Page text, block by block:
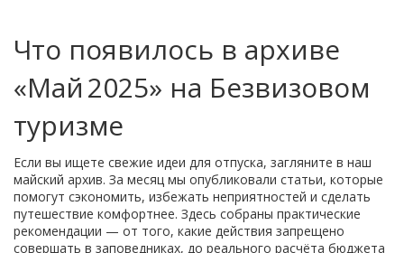
Что появилось в архиве
«Май 2025» на Безвизовом
туризме
Если вы ищете свежие идеи для отпуска, загляните в наш
майский архив. За месяц мы опубликовали статьи, которые
помогут сэкономить, избежать неприятностей и сделать
путешествие комфортнее. Здесь собраны практические
рекомендации — от того, какие действия запрещено
совершать в заповедниках, до реального расчёта бюджета